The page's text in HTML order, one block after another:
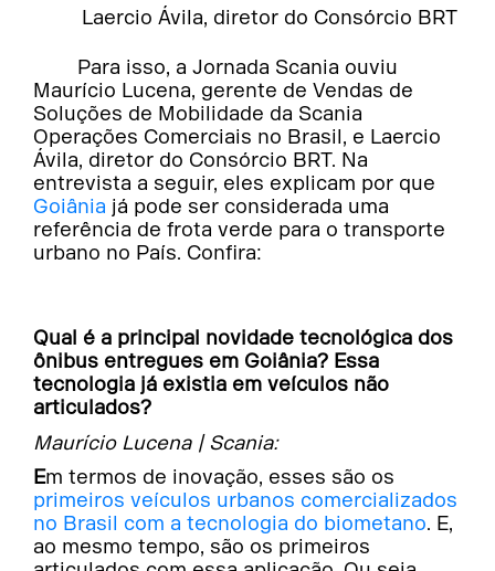
Laercio Ávila, diretor do Consórcio BRT
Para isso, a Jornada Scania ouviu
Maurício Lucena, gerente de Vendas de
Soluções de Mobilidade da Scania
Operações Comerciais no Brasil, e Laercio
Ávila, diretor do Consórcio BRT. Na
entrevista a seguir, eles explicam por que
Goiânia já pode ser considerada uma
referência de frota verde para o transporte
urbano no País. Confira:
Qual é a principal novidade tecnológica dos
ônibus entregues em Goiânia? Essa
tecnologia já existia em veículos não
articulados?
Maurício Lucena | Scania:
Em termos de inovação, esses são os
primeiros veículos urbanos comercializados
no Brasil com a tecnologia do biometano. E,
ao mesmo tempo, são os primeiros